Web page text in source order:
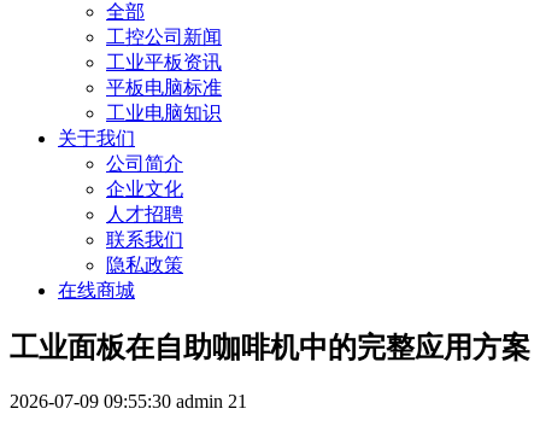
全部
工控公司新闻
工业平板资讯
平板电脑标准
工业电脑知识
关于我们
公司简介
企业文化
人才招聘
联系我们
隐私政策
在线商城
工业面板在自助咖啡机中的完整应用方案
2026-07-09 09:55:30 admin 21